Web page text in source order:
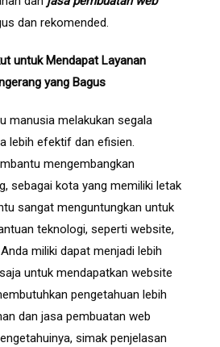
dan rekomended.
untuk Mendapat Layanan
yang Bagus
manusia melakukan segala
lebih efektif dan efisien.
mengembangkan
sebagai kota yang memiliki letak
sangat menguntungkan untuk
teknologi, seperti website,
miliki dapat menjadi lebih
untuk mendapatkan website
pengetahuan lebih
dan jasa pembuatan web
simak penjelasan